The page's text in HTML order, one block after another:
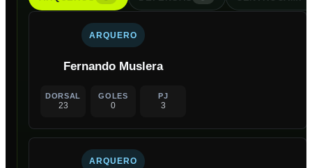
ARQUERO
Fernando Muslera
DORSAL
23
GOLES
0
PJ
3
ARQUERO